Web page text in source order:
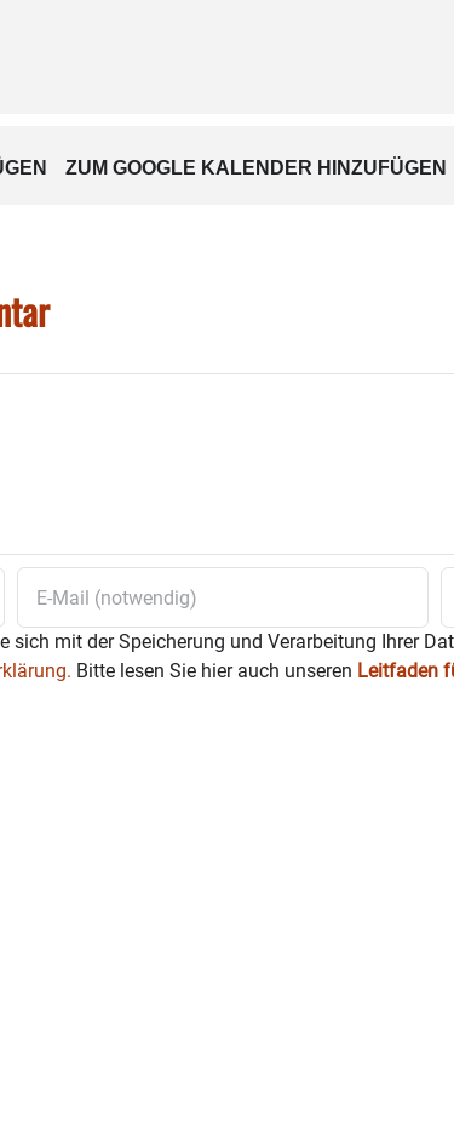
oder einen individuellen Termin benötigt,
ZUM GOOGLE KALENDER HINZUFÜGEN
sich mit der Speicherung und Verarbeitung Ihrer
Bitte lesen Sie hier auch unseren Leitfaden